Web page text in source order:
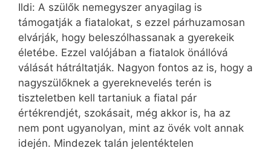
Ildi: A szülők nemegyszer anyagilag is
támogatják a fiatalokat, s ezzel párhuzamosan
elvárják, hogy beleszólhassanak a gyerekeik
életébe. Ezzel valójában a fiatalok önállóvá
válását hátráltatják. Nagyon fontos az is, hogy a
nagyszülőknek a gyereknevelés terén is
tiszteletben kell tartaniuk a fiatal pár
értékrendjét, szokásait, még akkor is, ha az
nem pont ugyanolyan, mint az övék volt annak
idején. Mindezek talán jelentéktelen